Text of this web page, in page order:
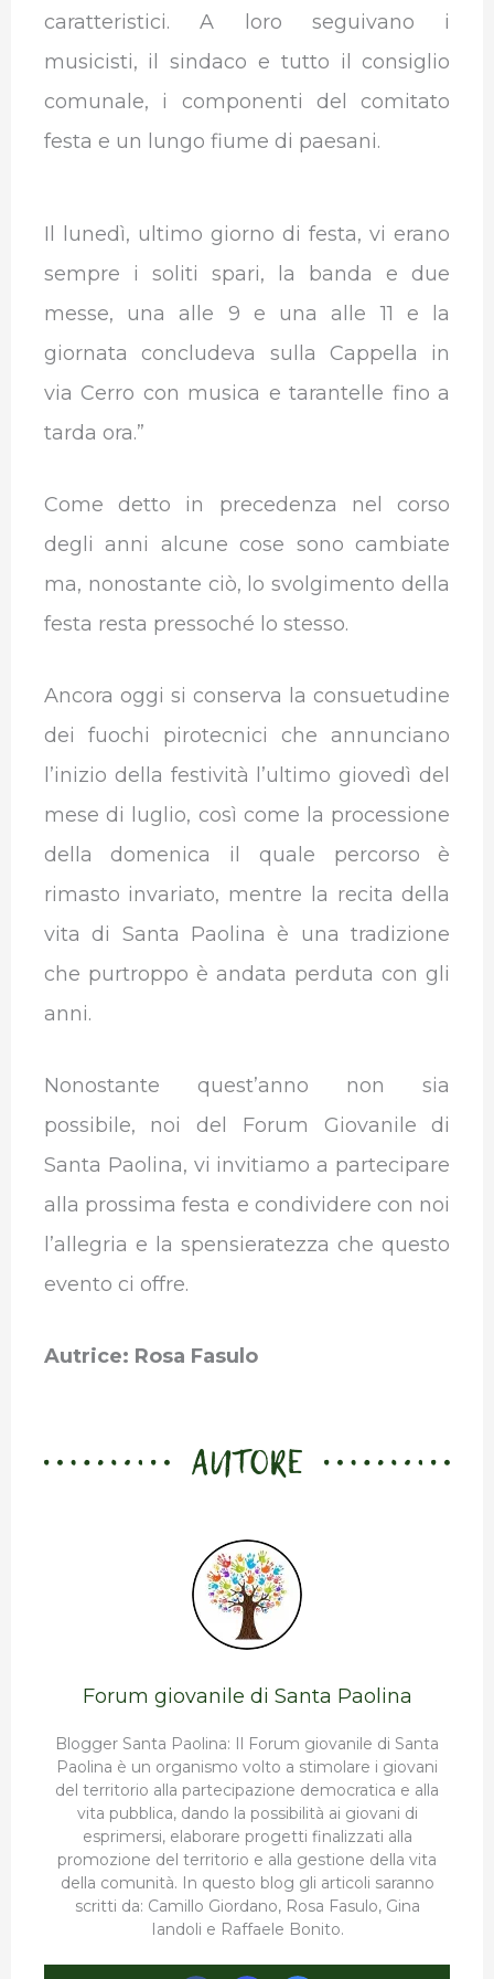
caratteristici. A loro seguivano i
musicisti, il sindaco e tutto il consiglio
comunale, i componenti del comitato
festa e un lungo fiume di paesani.
Il lunedì, ultimo giorno di festa, vi erano
sempre i soliti spari, la banda e due
messe, una alle 9 e una alle 11 e la
giornata concludeva sulla Cappella in
via Cerro con musica e tarantelle fino a
tarda ora.”
Come detto in precedenza nel corso
degli anni alcune cose sono cambiate
ma, nonostante ciò, lo svolgimento della
festa resta pressoché lo stesso.
Ancora oggi si conserva la consuetudine
dei fuochi pirotecnici che annunciano
l’inizio della festività l’ultimo giovedì del
mese di luglio, così come la processione
della domenica il quale percorso è
rimasto invariato, mentre la recita della
vita di Santa Paolina è una tradizione
che purtroppo è andata perduta con gli
anni.
Nonostante quest’anno non sia
possibile, noi del Forum Giovanile di
Santa Paolina, vi invitiamo a partecipare
alla prossima festa e condividere con noi
l’allegria e la spensieratezza che questo
evento ci offre.
Autrice: Rosa Fasulo
AUTORE
Forum giovanile di Santa Paolina
Blogger Santa Paolina: Il Forum giovanile di Santa
Paolina è un organismo volto a stimolare i giovani
del territorio alla partecipazione democratica e alla
vita pubblica, dando la possibilità ai giovani di
esprimersi, elaborare progetti finalizzati alla
promozione del territorio e alla gestione della vita
della comunità. In questo blog gli articoli saranno
scritti da: Camillo Giordano, Rosa Fasulo, Gina
Iandoli e Raffaele Bonito.